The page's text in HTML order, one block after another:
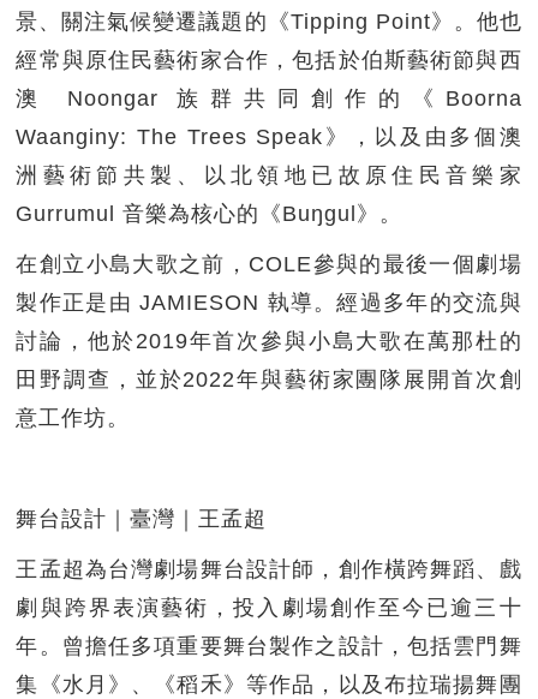
景、關注氣候變遷議題的《Tipping Point》。他也
經常與原住民藝術家合作，包括於伯斯藝術節與西
澳 Noongar 族群共同創作的《Boorna
Waanginy: The Trees Speak》，以及由多個澳
洲藝術節共製、以北領地已故原住民音樂家
Gurrumul 音樂為核心的《Buŋgul》。
在創立小島大歌之前，COLE參與的最後一個劇場
製作正是由 JAMIESON 執導。經過多年的交流與
討論，他於2019年首次參與小島大歌在萬那杜的
田野調查，並於2022年與藝術家團隊展開首次創
意工作坊。
舞台設計｜臺灣｜王孟超
王孟超為台灣劇場舞台設計師，創作橫跨舞蹈、戲
劇與跨界表演藝術，投入劇場創作至今已逾三十
年。曾擔任多項重要舞台製作之設計，包括雲門舞
集《水月》、《稻禾》等作品，以及布拉瑞揚舞團